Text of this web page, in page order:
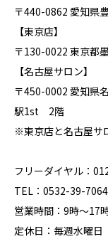
〒440-0862 愛知県
【東京店】
〒130-0022 東京都
【名古屋サロン】
〒450-0002 愛知県
駅1st 2階
※東京店と名古屋サ
フリーダイヤル：
TEL：0532-39-7064
営業時間：9時～17
定休日：毎週水曜日